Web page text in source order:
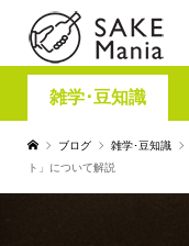
雑学･豆知識
ブログ 雑学･豆知識
ト」について解説